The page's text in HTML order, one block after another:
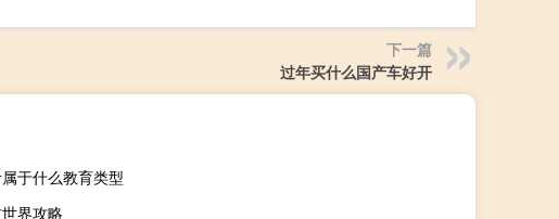
下一篇
过年买什么国产车好开
于什么教育类型
界攻略